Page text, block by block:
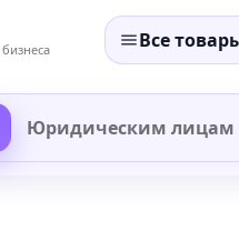
Все
Юридическим лицам
−